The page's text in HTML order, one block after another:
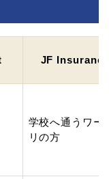
JF Insurance
学校へ通うワー
リの方